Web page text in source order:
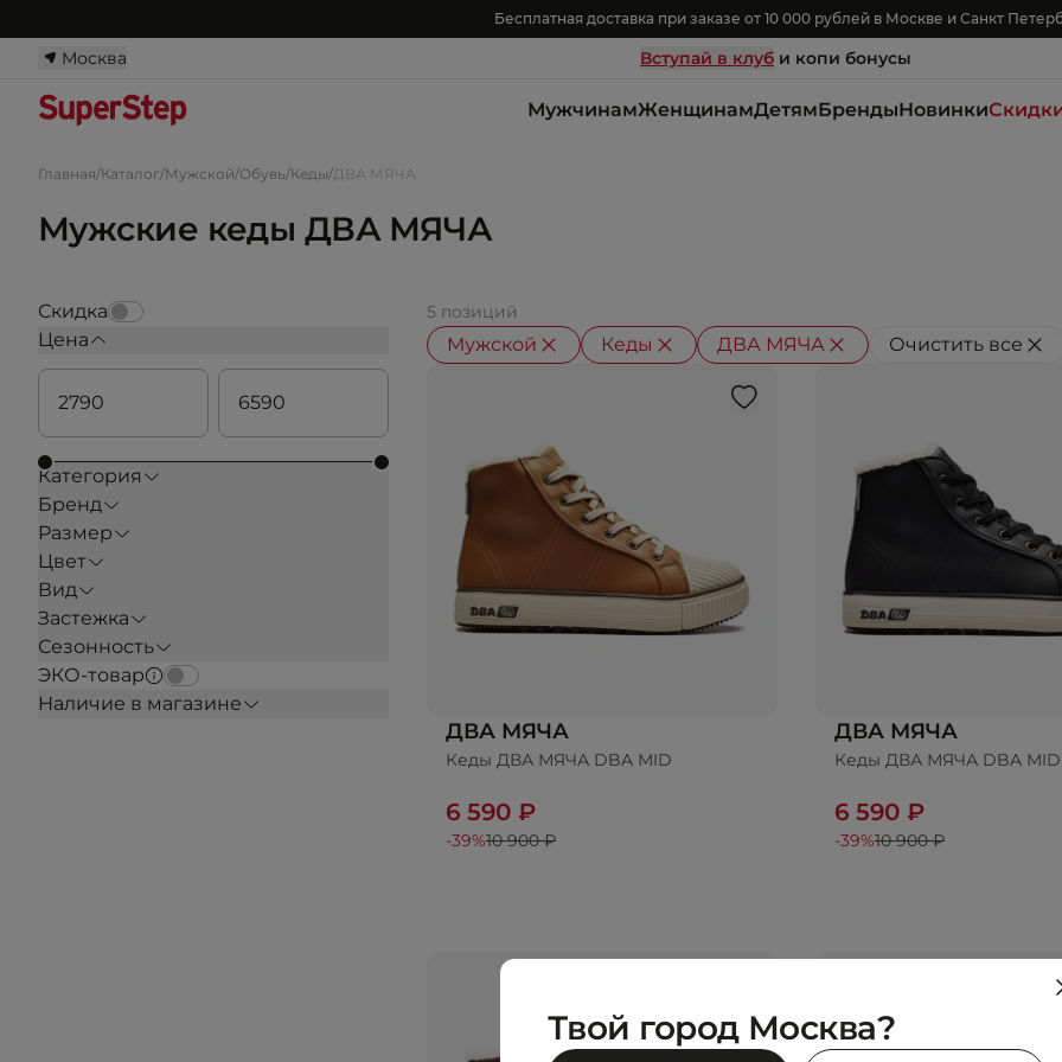
Бесплатная доставка при заказе от 10 000 рублей в Москве и Санкт
Москва Вступай в клуб и копи бонусы
МужчинамЖенщинамДетямБрендыНовинки
Главная/Каталог/Мужской/Обувь/Кеды/ДВА МЯЧА
Мужские кеды ДВА МЯЧА
Скидка
Цена
Категория
Бренд
Размер
Цвет
Вид
Застежка
Сезонность
ЭКО-товар
Наличие в магазине
5 позиций
Мужской Кеды ДВА МЯЧА Очистить все
ДВА МЯЧА
Кеды ДВА МЯЧА DBA MID
6 590 ₽
-39%10 900 ₽
Добавить в корзину
ДВА МЯЧА
Кеды ДВА МЯЧА DBA MID
6 590 ₽
-39%10 900 ₽
Добавить в
Твой город Москва?